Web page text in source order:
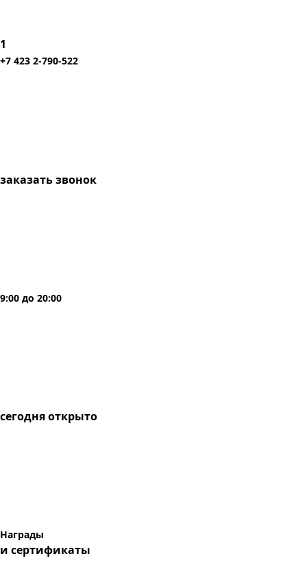
1
+7 423 2-790-522
заказать звонок
9:00 до 20:00
сегодняоткрыто
Награды
и сертификаты